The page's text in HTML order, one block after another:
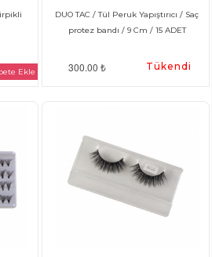
Ekle
DUO TAC / Tül Peruk Yapıştırıcı / Saç
protez bandı / 9 Cm / 15 ADET
300.00 ₺ Tükendi